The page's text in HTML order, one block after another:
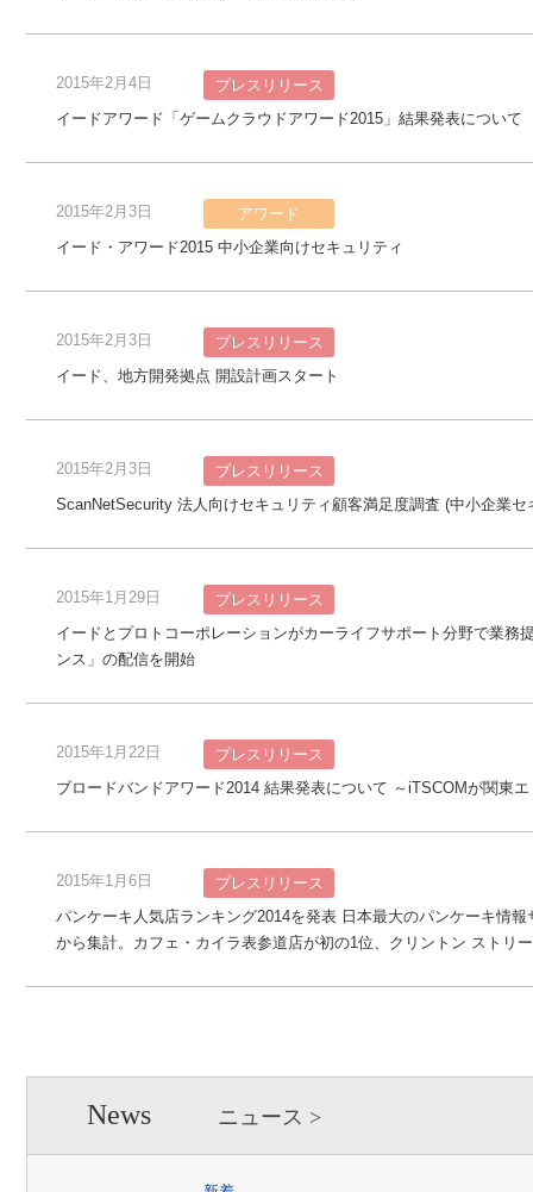
2015年2月4日
プレスリリース
イードアワード「ゲームクラウドアワード2015」結果発表について
2015年2月3日
アワード
イード・アワード2015 中小企業向けセキュリティ
2015年2月3日
プレスリリース
イード、地方開発拠点 開設計画スタート
2015年2月3日
プレスリリース
ScanNetSecurity 法人向けセキュリティ顧客満足度調査 (中小企業
2015年1月29日
プレスリリース
イードとプロトコーポレーションがカーライフサポート分野で業務
ンス」の配信を開始
2015年1月22日
プレスリリース
ブロードバンドアワード2014 結果発表について ～iTSCOMが関東
2015年1月6日
プレスリリース
パンケーキ人気店ランキング2014を発表 日本最大のパンケーキ情
から集計。カフェ・カイラ表参道店が初の1位、クリントン ストリ
News ニュース